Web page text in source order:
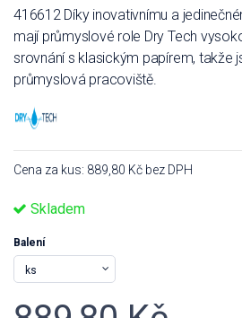
416612 Díky inovativnímu a
mají průmyslové role Dry Tech
srovnání s klasickým papírem, takže
průmyslová pracoviště.
Cena za kus: 889,80 Kč bez DPH
Skladem
Balení